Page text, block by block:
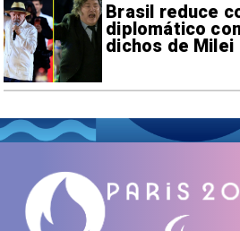
Brasil reduce
diplomático
dichos de Milei